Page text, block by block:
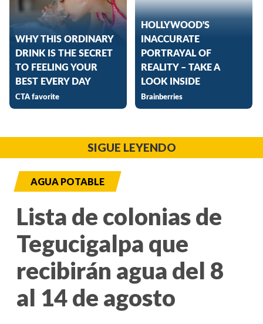
SIGUE LEYENDO
AGUA POTABLE
Lista de colonias de
Tegucigalpa que
recibirán agua del 8
al 14 de agosto